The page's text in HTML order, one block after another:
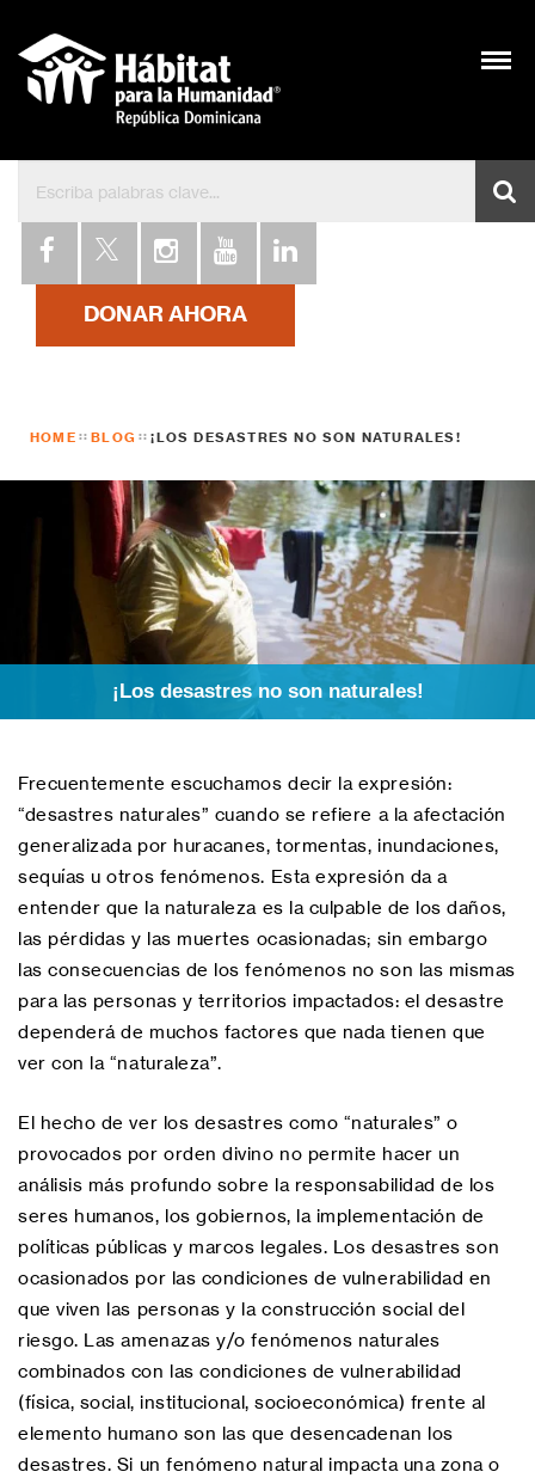
Bienvenidos a Hábitat
DONAR AHORA
HOME BLOG ¡LOS DESASTRES NO SON NATURALES!
¡Los desastres no son naturales!
Frecuentemente escuchamos decir la expresión:
“desastres naturales” cuando se refiere a la afectación
generalizada por huracanes, tormentas, inundaciones,
sequías u otros fenómenos. Esta expresión da a
entender que la naturaleza es la culpable de los daños,
las pérdidas y las muertes ocasionadas; sin embargo
las consecuencias de los fenómenos no son las mismas
para las personas y territorios impactados: el desastre
dependerá de muchos factores que nada tienen que
ver con la “naturaleza”.
El hecho de ver los desastres como “naturales” o
provocados por orden divino no permite hacer un
análisis más profundo sobre la responsabilidad de los
seres humanos, los gobiernos, la implementación de
políticas públicas y marcos legales. Los desastres son
ocasionados por las condiciones de vulnerabilidad en
que viven las personas y la construcción social del
riesgo. Las amenazas y/o fenómenos naturales
combinados con las condiciones de vulnerabilidad
(física, social, institucional, socioeconómica) frente al
elemento humano son las que desencadenan los
desastres. Si un fenómeno natural impacta una zona o